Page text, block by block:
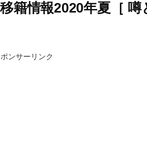
籍情報2020年夏［ 噂
ンサーリンク